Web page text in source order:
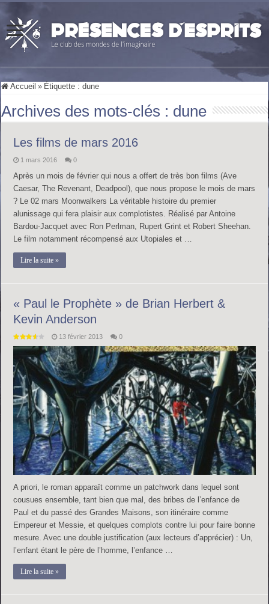
Accueil » Étiquette :dune
Archives des mots-clés : dune
Les films de mars 2016
1 mars 2016 0
Après un mois de février qui nous a offert de très bon films (Ave
Caesar, The Revenant, Deadpool), que nous propose le mois de mars
? Le 02 mars Moonwalkers La véritable histoire du premier
alunissage qui fera plaisir aux complotistes. Réalisé par Antoine
Bardou-Jacquet avec Ron Perlman, Rupert Grint et Robert Sheehan.
Le film notamment récompensé aux Utopiales et …
Lire la suite »
« Paul le Prophète » de Brian Herbert &
Kevin Anderson
13 février 2013 0
A priori, le roman apparaît comme un patchwork dans lequel sont
cousues ensemble, tant bien que mal, des bribes de l’enfance de
Paul et du passé des Grandes Maisons, son itinéraire comme
Empereur et Messie, et quelques complots contre lui pour faire bonne
mesure. Avec une double justification (aux lecteurs d’apprécier) : Un,
l’enfant étant le père de l’homme, l’enfance …
Lire la suite »